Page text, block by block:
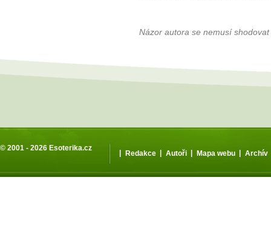
Názor autora se nemusí
© 2001 - 2026 Esoterika.cz
| Redakce | Autoři | Mapa webu | Archív